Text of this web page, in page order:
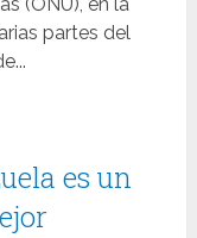
partes del
es un